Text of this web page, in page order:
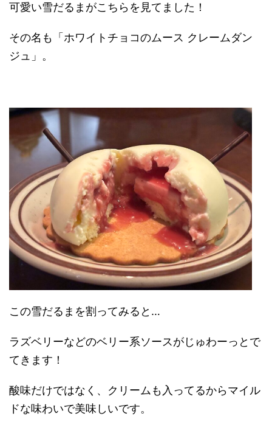
可愛い雪だるまがこちらを見てました！
その名も「ホワイトチョコのムース クレームダン
ジュ」。
この雪だるまを割ってみると…
ラズベリーなどのベリー系ソースがじゅわーっとで
てきます！
酸味だけではなく、クリームも入ってるからマイル
ドな味わいで美味しいです。